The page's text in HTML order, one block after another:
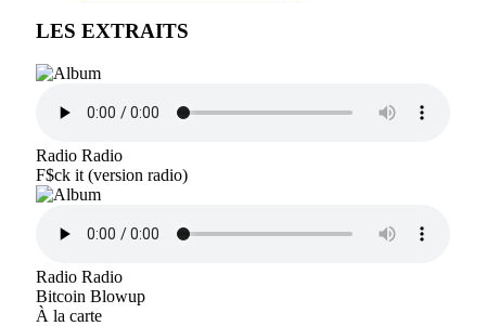
LES EXTRAITS
Radio Radio
F$ck it (version radio)
Radio Radio
Bitcoin Blowup
À la carte